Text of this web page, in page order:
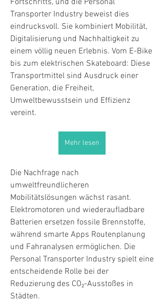
Transporter Industry beweist dies
eindrucksvoll. Sie kombiniert Mobilität,
Digitalisierung und Nachhaltigkeit zu
einem völlig neuen Erlebnis. Vom E-Bike
bis zum elektrischen Skateboard: Diese
Transportmittel sind Ausdruck einer
Generation, die Freiheit,
Umweltbewusstsein und Effizienz
vereint.
Mehr lesen
Die Nachfrage nach
umweltfreundlicheren
Mobilitätslösungen wächst rasant.
Elektromotoren und wiederaufladbare
Batterien ersetzen fossile Brennstoffe,
während smarte Apps Routenplanung
und Fahranalysen ermöglichen. Die
Personal Transporter Industry spielt eine
entscheidende Rolle bei der
Reduzierung des CO₂-Ausstoßes in
Städten.